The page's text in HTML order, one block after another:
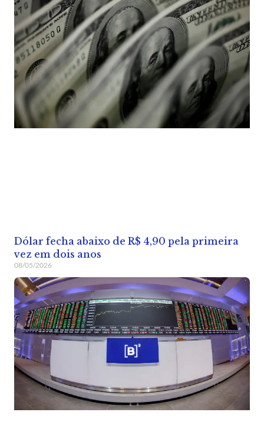
Dólar fecha abaixo de R$ 4,90 pela primeira
vez em dois anos
08/05/2026